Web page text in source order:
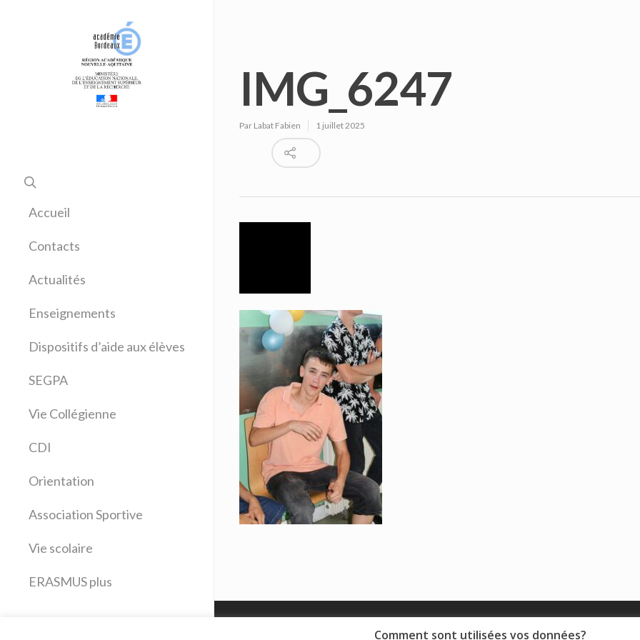
Accueil
Contacts
Actualités
Enseignements
Allemand
Anglais
Arts plastiques
Education musicale
Espagnol
Français
Latin
Sciences physiques
Technologie
Dispositifs d’aide aux élèves
SEGPA
Vie Collégienne
CDI
Orientation
Association Sportive
Vie scolaire
ERASMUS plus
IMG_6247
Par Labat Fabien 1 juillet 2025
© 2018 - Collège Henri de Navarre |Mentions légales
Comment sont utilisées vos données?